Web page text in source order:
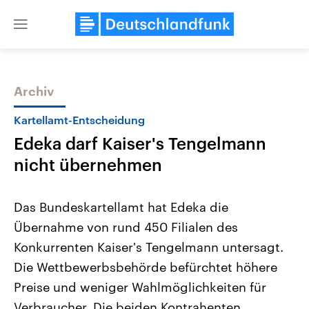
Close
Themen
Landtagswahl Sachsen-Anhalt
2026
Alle Informationen
Sachsen-Anhalt wählt am 6.
September 2026 einen neuen
Landtag. Seit 2021 wird das
Bundesland von einer Koalition aus
Aktuelle Beiträge,
Hintergründe
Wirtschaftlich und
gehören die Vereinigten
den mächtigsten Ländern
mit großem Einfluss auf
Archiv
Kartellamt-Entscheidung
Edeka darf Kaiser's Tengelmann
nicht übernehmen
Das Bundeskartellamt hat Edeka die
Übernahme von rund 450 Filialen des
Konkurrenten Kaiser's Tengelmann untersagt.
Die Wettbewerbsbehörde befürchtet höhere
Preise und weniger Wahlmöglichkeiten für